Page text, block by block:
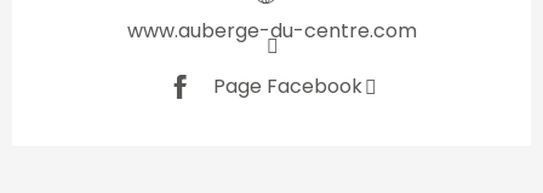
www.auberge-du-centre.com
Page Facebook